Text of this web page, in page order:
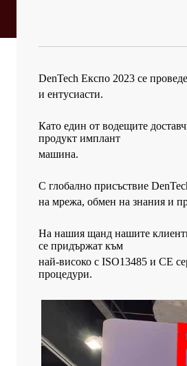
DenTech Експо 2023 се
и ентусиасти.
Като един от водещите
продукт имплант
машина.
С глобално присъствие
на мрежа, обмен на знания и
На нашия щанд нашите
се придържат към
най-високо с ISO13485 и CE
процедури.